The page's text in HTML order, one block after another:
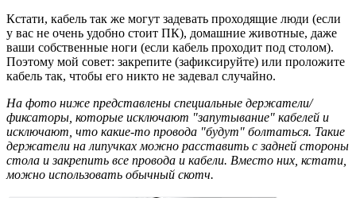
Кстати, кабель так же могут задевать проходящие люди (если
у вас не очень удобно стоит ПК), домашние животные, даже
ваши собственные ноги (если кабель проходит под столом).
Поэтому мой совет: закрепите (зафиксируйте) или проложите
кабель так, чтобы его никто не задевал случайно.
На фото ниже представлены специальные держатели/
фиксаторы, которые исключают "запутывание" кабелей и
исключают, что какие-то провода "будут" болтаться. Такие
держатели на липучках можно расставить с задней стороны
стола и закрепить все провода и кабели. Вместо них, кстати,
можно использовать обычный скотч.